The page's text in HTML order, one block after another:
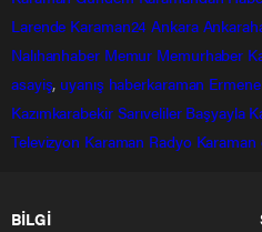
Larende Karaman24 Ankara
Nalıhanhaber Memur Memurhaber
asayiş, uyanış haberkaraman
Kazımkarabekir Sarıveliler Başyayla
Televizyon Karaman Radyo Karaman
BİLGİ